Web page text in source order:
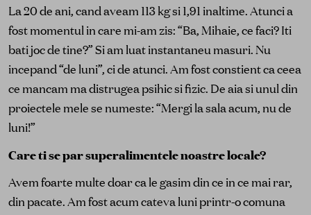
La 20 de ani, cand aveam 113 kg si 1,91 inaltime. Atunci a
fost momentul in care mi-am zis: “Ba, Mihaie, ce faci? Iti
bati joc de tine?” Si am luat instantaneu masuri. Nu
incepand “de luni”, ci de atunci. Am fost constient ca ceea
ce mancam ma distrugea psihic si fizic. De aia si unul din
proiectele mele se numeste: “Mergi la sala acum, nu de
luni!”
Care ti se par superalimentele noastre locale?
Avem foarte multe doar ca le gasim din ce in ce mai rar,
din pacate. Am fost acum cateva luni printr-o comuna